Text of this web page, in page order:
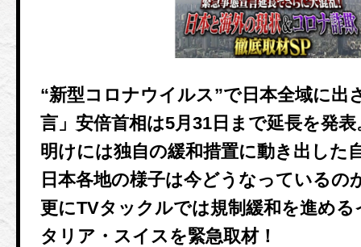
“新型コロナウイルス”で日本全域に出
言」安倍首相は5月31日まで延長を発
明けには独自の緩和措置に動き出した
日本各地の様子は今どうなっているの
更にTVタックルでは規制緩和を進め
タリア・スイスを緊急取材！